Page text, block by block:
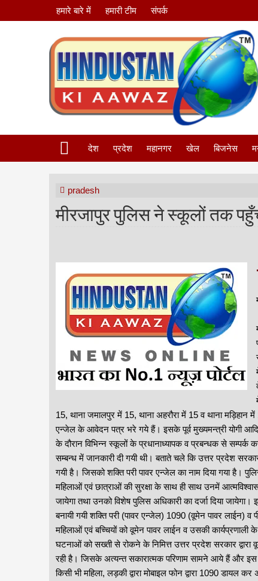
हमारे बारे में हमारी टीम संपर्क
देश प्रदेश महानगर खेल बिजनेस
pradesh
मीरजापुर पुलिस ने स्कूलों तक
15, थाना जमालपुर में 15, थाना अहरौरा में 15 व थाना
एन्जेल के आवेदन पत्र भरे गये हैं। इसके पूर्व मुख्यमन्त्री योगी
के दौरान विभिन्न स्कूलों के प्रधानाध्यापक व प्रबन्धक से सम्पर्क
सम्बन्ध में जानकारी दी गयी थी। बताते चले कि उत्तर प्रदेश
गयी है। जिसको शक्ति परी पावर एन्जेल का नाम दिया गया है।
महिलाओं एवं छात्राओं की सुरक्षा के साथ ही साथ उनमें
जायेगा तथा उनको विशेष पुलिस अधिकारी का दर्जा दिया
बनायी गयी शक्ति परी (पावर एन्जेल) 1090 (वूमेन पावर
महिलाओं एवं बच्चियों को वूमेन पावर लाईन व उसकी कार्यप्रणाली
घटनाओं को सख्ती से रोकने के निमित्त उत्तर प्रदेश सरकार द्वारा
रही है। जिसके अत्यन्त सकारात्मक परिणाम सामने आये हैं और इस
किसी भी महिला, लड़की द्वारा मोबाइल फोन द्वारा 1090